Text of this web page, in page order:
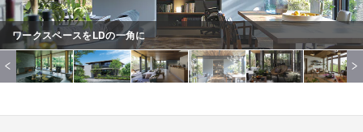
ワークスペースをLDの一角に